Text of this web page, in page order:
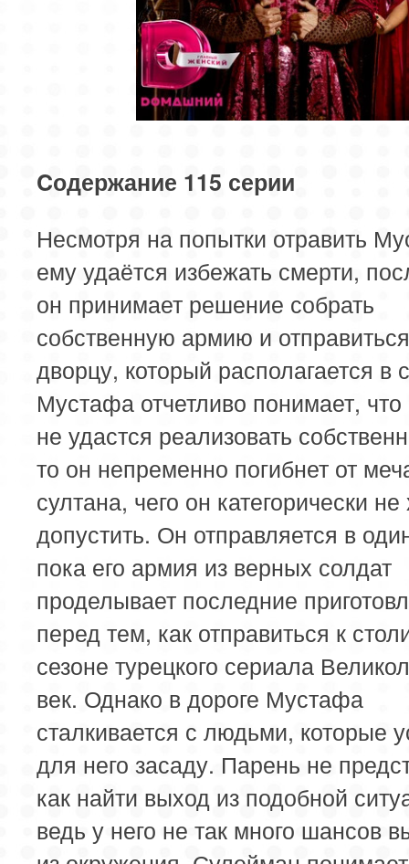
Cодержание 115 серии
Несмотря на попытки отравить
ему удаётся избежать смерти,
он принимает решение собрать
собственную армию и
дворцу, который располагается в
Мустафа отчетливо понимает,
не удастся реализовать
то он непременно погибнет от
султана, чего он категорически не
допустить. Он отправляется в
пока его армия из верных солдат
проделывает последние
перед тем, как отправиться к
сезоне турецкого сериала
век. Однако в дороге Мустафа
сталкивается с людьми, которые
для него засаду. Парень не
как найти выход из подобной
ведь у него не так много шансов